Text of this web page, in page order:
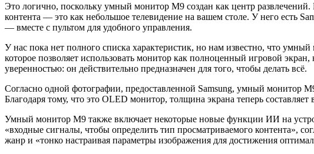
Это логично, поскольку умный монитор M9 создан как центр
контента — это как небольшое телевидение на вашем столе. У него есть
— вместе с пультом для удобного управления.
У нас пока нет полного списка характеристик, но нам известно, что
которое позволяет использовать монитор как полноценный игровой
уверенностью: он действительно предназначен для того, чтобы делать всё.
Согласно одной фотографии, предоставленной Samsung, умный
Благодаря тому, что это OLED монитор, толщина экрана теперь
Умный монитор M9 также включает некоторые новые функции ИИ на
«входные сигналы, чтобы определить тип просматриваемого контента»,
жанр и «тонко настраивая параметры изображения для достижения